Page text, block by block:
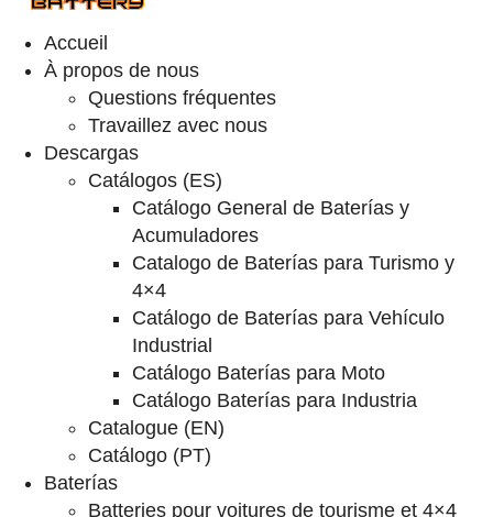
Accueil
À propos de nous
Questions fréquentes
Travaillez avec nous
Descargas
Catálogos (ES)
Catálogo General de Baterías y
Acumuladores
Catalogo de Baterías para Turismo y
4×4
Catálogo de Baterías para Vehículo
Industrial
Catálogo Baterías para Moto
Catálogo Baterías para Industria
Catalogue (EN)
Catálogo (PT)
Baterías
Batteries pour voitures de tourisme et 4×4